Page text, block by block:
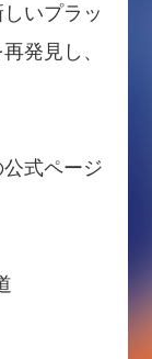
いプラッ
発見し、
式ページ